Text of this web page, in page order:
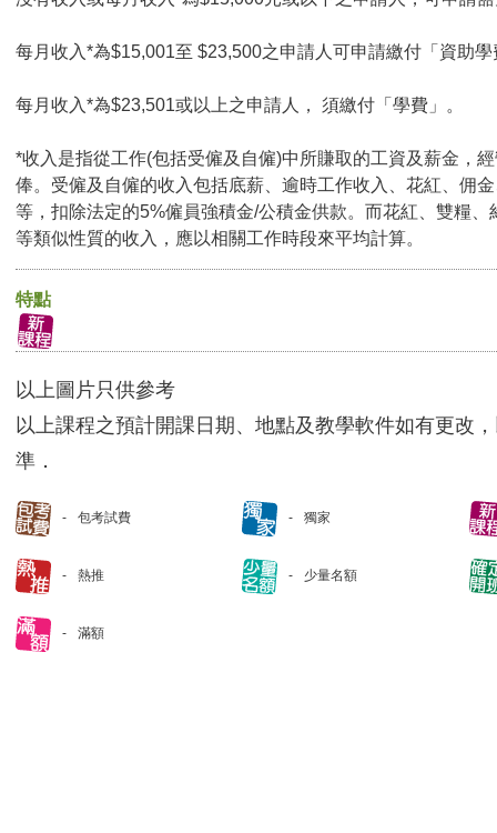
每月收入*為$15,001至 $23,500之申請人可申請繳付「資助學
每月收入*為$23,501或以上之申請人， 須繳付「學費」。
*收入是指從工作(包括受僱及自僱)中所賺取的工資及薪金，
俸。受僱及自僱的收入包括底薪、逾時工作收入、花紅、佣
等，扣除法定的5%僱員強積金/公積金供款。而花紅、雙糧、
等類似性質的收入，應以相關工作時段來平均計算。
特點
以上圖片只供參考
以上課程之預計開課日期、地點及教學軟件如有更改
準．
包考試費 獨家
熱推 少量名額
滿額